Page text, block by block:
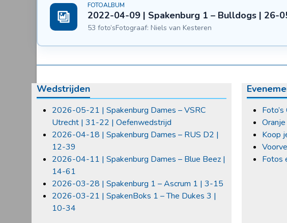
FOTOALBUM
2022-04-09 | Spakenburg 1 – Bulldogs | 26-
53 foto’sFotograaf: Niels van Kesteren
Wedstrijden
2026-05-21 | Spakenburg Dames – VSRC
Utrecht | 31-22 | Oefenwedstrijd
2026-04-18 | Spakenburg Dames – RUS D2 |
12-39
2026-04-11 | Spakenburg Dames – Blue Beez |
14-61
2026-03-28 | Spakenburg 1 – Ascrum 1 | 3-15
2026-03-21 | SpakenBoks 1 – The Dukes 3 |
10-34
Koop
Fotos